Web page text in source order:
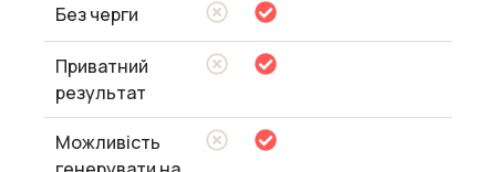
Без черги
Приватний
результат
Можливість